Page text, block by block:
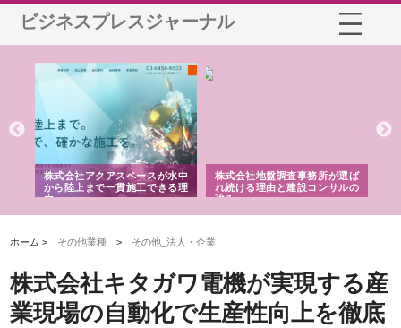
ビジネスプレスジャーナル
株式会社アクアスペースが水中
から陸上まで一貫施工できる理
由
株式会社地盤調査事務所が選ば
れ続ける理由と建設コンサルの
強み
ホーム > その他業種 > その他_法人・企業
株式会社キタガワ電機が実現する産
業現場の自動化で生産性向上を徹底